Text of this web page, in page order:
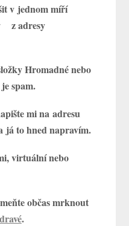
v jednom míří
z adresy
Hromadné nebo
spam.
mi na adresu
já to hned napravím.
virtuální nebo
občas mrknout
.